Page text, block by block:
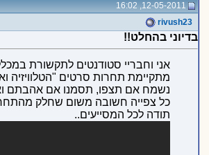
12-05-2011, 16:02
rivush23
בדיוני בהחלט!!
מתקיימת תחרות סרטים "הטלוויזיה ואני"- מהי
נשמח אם תצפו, תסמנו אם אהבתם
כל צפייה חשובה משום שחלק
תודה לכל המסייעים..